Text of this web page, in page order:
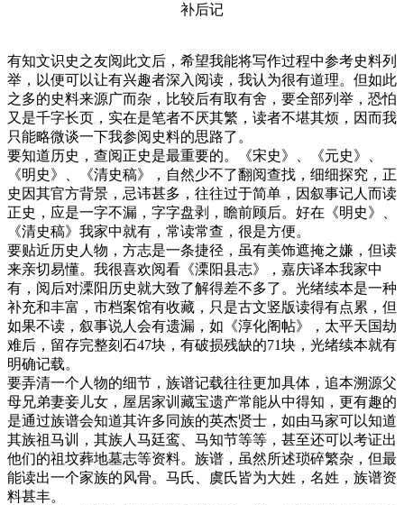
补后记
有知文识史之友阅此文后，希望我能将写作过程中参考史料列
举，以便可以让有兴趣者深入阅读，我认为很有道理。但如此
之多的史料来源广而杂，比较后有取有舍，要全部列举，恐怕
又是千字长页，实在是笔者不厌其繁，读者不堪其烦，因而我
只能略微谈一下我参阅史料的思路了。
要知道历史，查阅正史是最重要的。《宋史》、《元史》、
《明史》、《清史稿》，自然少不了翻阅查找，细细探究，正
史因其官方背景，忌讳甚多，往往过于简单，因叙事记人而读
正史，应是一字不漏，字字盘剥，瞻前顾后。好在《明史》、
《清史稿》我家中就有，常读常查，很是方便。
要贴近历史人物，方志是一条捷径，虽有美饰遮掩之嫌，但读
来亲切易懂。我很喜欢阅看《溧阳县志》，嘉庆译本我家中
有，阅后对溧阳历史就大致了解得差不多了。光绪续本是一种
补充和丰富，市档案馆有收藏，只是古文竖版读得有点累，但
如果不读，叙事说人会有遗漏，如《淳化阁帖》，太平天国劫
难后，留存完整刻石47块，有破损残缺的71块，光绪续本就有
明确记载。
要弄清一个人物的细节，族谱记载往往更加具体，追本溯源父
母兄弟妻妾儿女，屋居家训藏宝遗产常能从中得知，更有趣的
是通过族谱会知道其许多同族的英杰贤士，如由马家可以知道
其族祖马训，其族人马廷鸾、马知节等等，甚至还可以考证出
他们的祖坟葬地墓志等资料。族谱，虽然所述琐碎繁杂，但最
能读出一个家族的风骨。马氏、虞氏皆为大姓，名姓，族谱资
料甚丰。